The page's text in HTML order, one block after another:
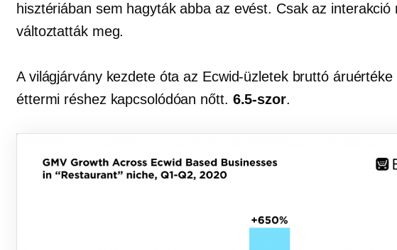
hisztériában sem hagyták abba az evést. Csak az interakció
változtatták meg.
A világjárvány kezdete óta az Ecwid-üzletek bruttó
éttermi réshez kapcsolódóan nőtt. 6.5-szor.